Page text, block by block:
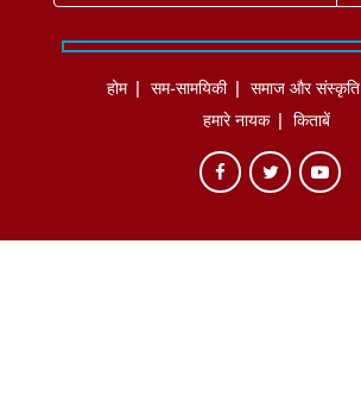
होम सम-सामयिकी समाज और संस्कृति
हमारे नायक
किताबें